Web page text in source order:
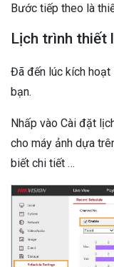
Bước tiếp theo là
Lịch trình thiết
Đã đến lúc kích hoạt
bạn.
Nhấp vào Cài đặt
cho máy ảnh dựa
biết chi tiết …